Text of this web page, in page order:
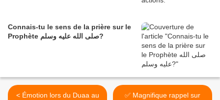
Connais-tu le sens de la prière sur le
Prophète صلى الله عليه وسلم?
< Émotion lors du Duaa au
✅ Magnifique rappel sur